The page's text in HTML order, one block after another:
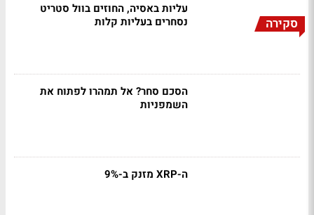
סקירה
עליות באסיה, החוזים בוול סטריט
נסחרים בעליות קלות
הסכם סחר? אל תמהרו לפתוח את
השמפניות
ה-XRP מזנק ב-9%